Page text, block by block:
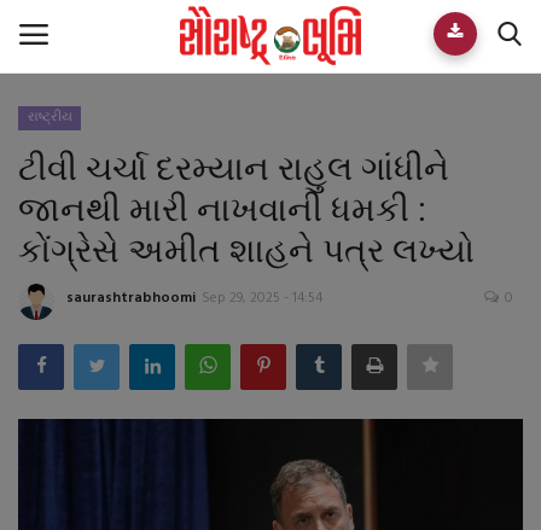
Home
E-paper
Videos
Who We Are
Live TV
રાષ્ટ્રીય
ટીવી ચર્ચા દરમ્યાન રાહુલ ગાંધીને
જાનથી મારી નાખવાની ધમકી :
કોંગ્રેસે અમીત શાહને પત્ર લખ્યો
saurashtrabhoomi Sep 29, 2025 - 14:54 0